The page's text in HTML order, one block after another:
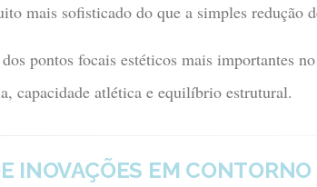
mais sofisticado do que a simples redução
pontos focais estéticos mais importantes
capacidade atlética e equilíbrio estrutural.
INOVAÇÕES EM